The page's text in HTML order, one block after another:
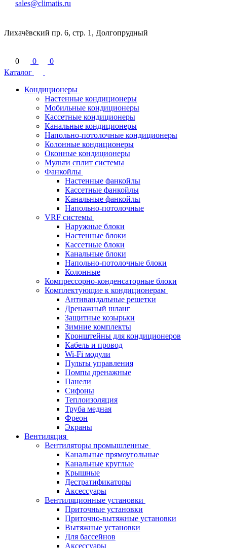
sales@climatis.ru
Лихачёвский пр. 6, стр. 1, Долгопрудный
0 0
0
Каталог
Кондиционеры
Настенные кондиционеры
Мобильные кондиционеры
Кассетные кондиционеры
Канальные кондиционеры
Напольно-потолочные кондиционеры
Колонные кондиционеры
Оконные кондиционеры
Мульти сплит системы
Фанкойлы
Настенные фанкойлы
Кассетные фанкойлы
Канальные фанкойлы
Напольно-потолочные
VRF системы
Наружные блоки
Настенные блоки
Кассетные блоки
Канальные блоки
Напольно-потолочные блоки
Колонные
Компрессорно-конденсаторные блоки
Комплектующие к кондиционерам
Антивандальные решетки
Дренажный шланг
Защитные козырьки
Зимние комплекты
Кронштейны для кондиционеров
Кабель и провод
Wi-Fi модули
Пульты управления
Помпы дренажные
Панели
Сифоны
Теплоизоляция
Труба медная
Фреон
Экраны
Вентиляция
Вентиляторы промышленные
Канальные прямоугольные
Канальные круглые
Крышные
Дестратификаторы
Аксессуары
Вентиляционные установки
Приточные установки
Приточно-вытяжные установки
Вытяжные установки
Для бассейнов
Аксессуары